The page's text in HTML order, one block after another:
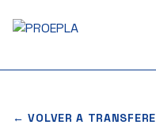
to
content
← VOLVER A